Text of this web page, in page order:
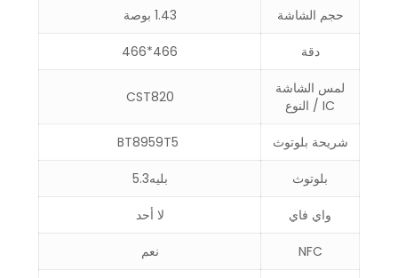
حجم الشاشة 1.43 بوصة
دقة 466*466
لمس الشاشة
IC / النوع
CST820
شريحة بلوتوث
بلوتوث بليه5.3
واي فاي لا أحد
NFC نعم